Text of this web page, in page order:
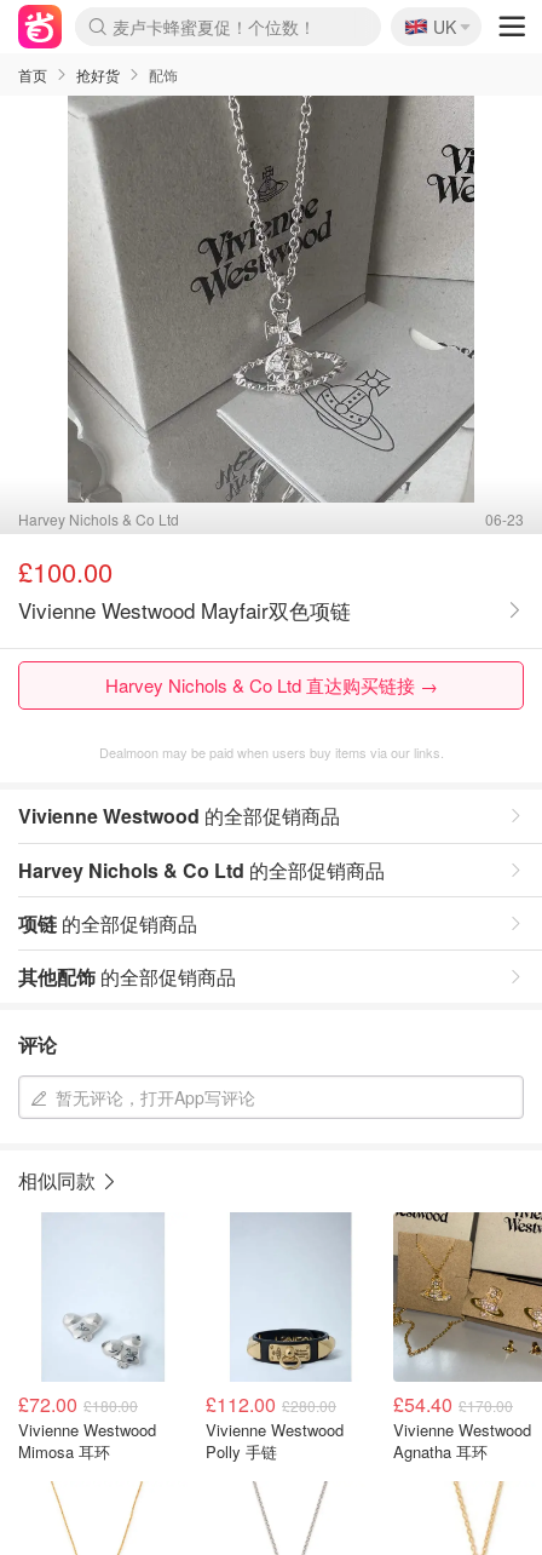
麦卢卡蜂蜜夏促！个位数！
Prada/Miu 4.8折！
啥？必胜客披萨5折！
🇬🇧
UK
首页 抢好货 配饰
Harvey Nichols & Co Ltd 06-23
£100.00
Vivienne Westwood Mayfair双色项链
Harvey Nichols & Co Ltd 直达购买链接 →
Dealmoon may be paid when users buy items via our links.
Vivienne Westwood 的全部促销商品
Harvey Nichols & Co Ltd 的全部促销商品
项链 的全部促销商品
其他配饰 的全部促销商品
评论
暂无评论，打开App写评论
相似同款
£72.00 £180.00
Vivienne Westwood
Mimosa 耳环
£112.00 £280.00
Vivienne Westwood
Polly 手链
£54.40 £170.00
Vivienne Westwood
Agnatha 耳环